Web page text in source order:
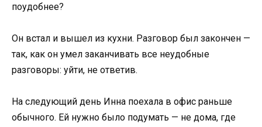
поудобнее?
Он встал и вышел из кухни. Разговор был закончен —
так, как он умел заканчивать все неудобные
разговоры: уйти, не ответив.
На следующий день Инна поехала в офис раньше
обычного. Ей нужно было подумать — не дома, где